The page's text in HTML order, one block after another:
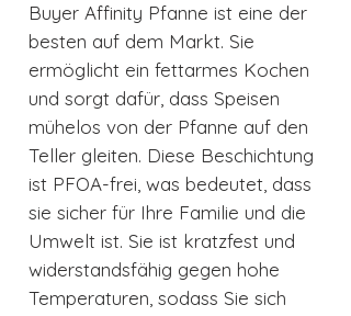
Buyer Affinity Pfanne ist eine der
besten auf dem Markt. Sie
ermöglicht ein fettarmes Kochen
und sorgt dafür, dass Speisen
mühelos von der Pfanne auf den
Teller gleiten. Diese Beschichtung
ist PFOA-frei, was bedeutet, dass
sie sicher für Ihre Familie und die
Umwelt ist. Sie ist kratzfest und
widerstandsfähig gegen hohe
Temperaturen, sodass Sie sich